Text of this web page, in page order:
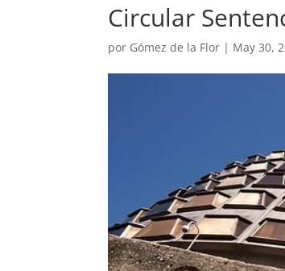
Circular
por Gómez de la Flor | May 30,